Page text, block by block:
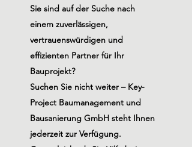
Sie sind auf der Suche nach
einem zuverlässigen,
vertrauenswürdigen und
effizienten Partner für Ihr
Bauprojekt?
Suchen Sie nicht weiter – Key-
Project Baumanagement und
Bausanierung GmbH steht Ihnen
jederzeit zur Verfügung.